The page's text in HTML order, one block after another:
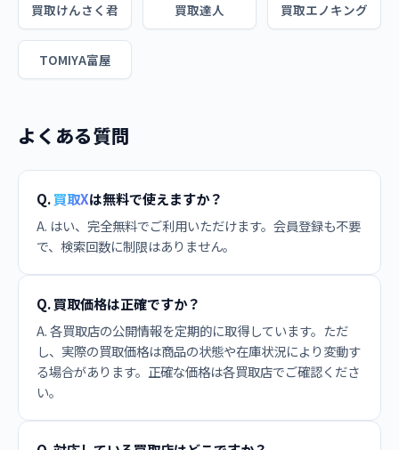
買取けんさく君 買取達人 買取エノキング
TOMIYA富屋
よくある質問
Q.買取Xは無料で使えますか？
A. はい、完全無料でご利用いただけます。会員登録も不要
で、検索回数に制限はありません。
Q. 買取価格は正確ですか？
A. 各買取店の公開情報を定期的に取得しています。ただ
し、実際の買取価格は商品の状態や在庫状況により変動す
る場合があります。正確な価格は各買取店でご確認くださ
い。